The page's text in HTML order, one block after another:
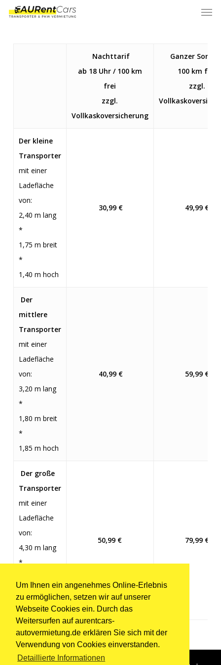
Um Ihnen ein angenehmes Online-Erlebnis
zu ermöglichen, setzen wir auf unserer
Webseite Cookies ein. Durch das
Weitersurfen auf aurentcars-
autovermietung.de erklären Sie sich mit der
Verwendung von Cookies einverstanden.
Detaillierte Informationen
Skip
Nachttarif
ab 18 Uhr / 100 km
frei
zzgl.
Vollkaskoversicherung
Ganzer
100 km frei
zzgl.
Der kleine
Transporter
mit einer
Ladefläche
von:
2,40 m lang
*
1,75 m breit
*
1,40 m hoch
30,99 € 49,99 €
Der
mittlere
Transporter
mit einer
Ladefläche
von:
3,20 m lang
*
1,80 m breit
*
1,85 m hoch
40,99 € 59,99 €
Der große
Transporter
mit einer
Ladefläche
von:
4,30 m lang
*
1,85 m hoch
50,99 € 79,99 €
Menu